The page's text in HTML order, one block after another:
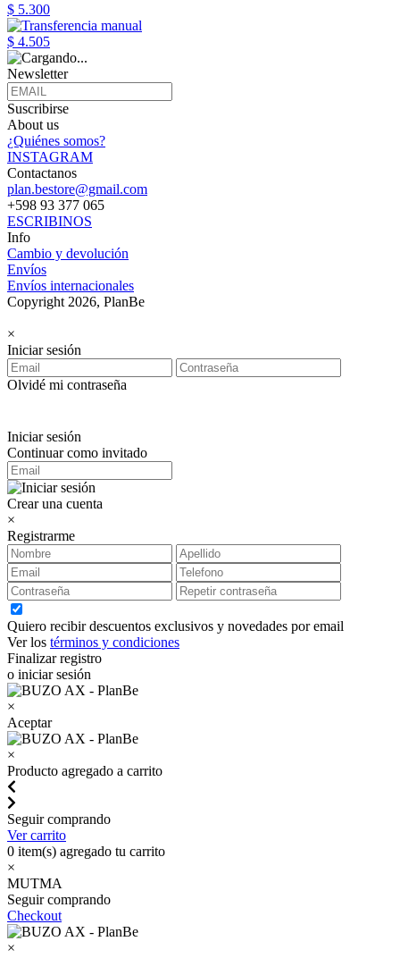
$ 5.300
$ 4.505
Newsletter
Suscribirse
About us
¿Quiénes somos?
INSTAGRAM
Contactanos
plan.bestore@gmail.com
+598 93 377 065
ESCRIBINOS
Info
Cambio y devolución
Envíos
Envíos internacionales
Copyright 2026, PlanBe
×
Iniciar sesión
Olvidé mi contraseña
Iniciar sesión
Continuar como invitado
Crear una cuenta
×
Registrarme
Quiero recibir descuentos exclusivos y novedades por email
Ver los términos y condiciones
Finalizar registro
o iniciar sesión
×
Aceptar
×
Producto agregado a carrito
Seguir comprando
Ver carrito
0 item(s) agregado tu carrito
×
MUTMA
Seguir comprando
Checkout
×